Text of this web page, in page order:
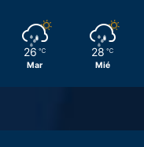
26 ℃
Mar
28 ℃
Mié